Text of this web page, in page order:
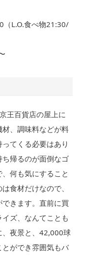
食べ物21:30/
王百貨店の屋上に
、調味料などが料
てくる必要はあり
帰るのが面倒なゴ
何も気にすること
食材だけなので、
きます。直前に買
ズ、なんてことも
、夜景と、42,000球
ができ雰囲気もバ